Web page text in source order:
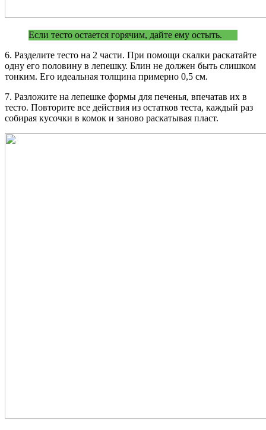
Если тесто остается горячим, дайте ему остыть.
6. Разделите тесто на 2 части. При помощи скалки раскатайте
одну его половину в лепешку. Блин не должен быть слишком
тонким. Его идеальная толщина примерно 0,5 см.
7. Разложите на лепешке формы для печенья, впечатав их в
тесто. Повторите все действия из остатков теста, каждый раз
собирая кусочки в комок и заново раскатывая пласт.